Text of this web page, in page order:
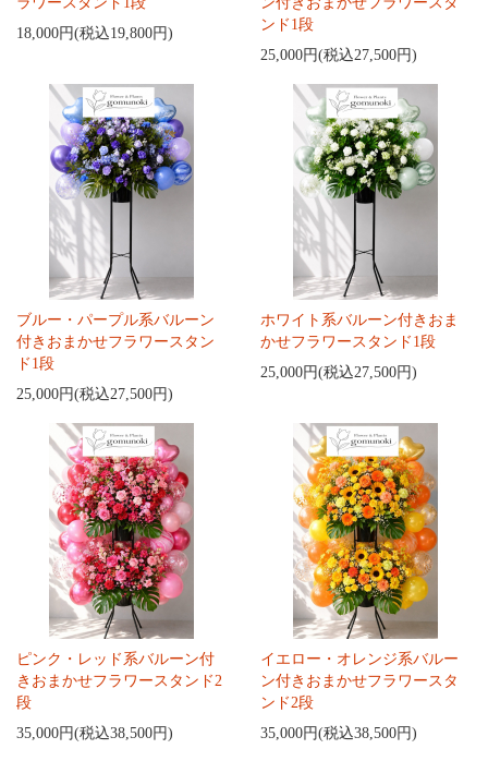
18,000円(税込19,800円)
ンド1段
25,000円(税込27,500円)
ブルー・パープル系バルーン
付きおまかせフラワースタン
ド1段
25,000円(税込27,500円)
ホワイト系バルーン付きおま
かせフラワースタンド1段
25,000円(税込27,500円)
ピンク・レッド系バルーン付
きおまかせフラワースタンド2
段
35,000円(税込38,500円)
イエロー・オレンジ系バルー
ン付きおまかせフラワースタ
ンド2段
35,000円(税込38,500円)